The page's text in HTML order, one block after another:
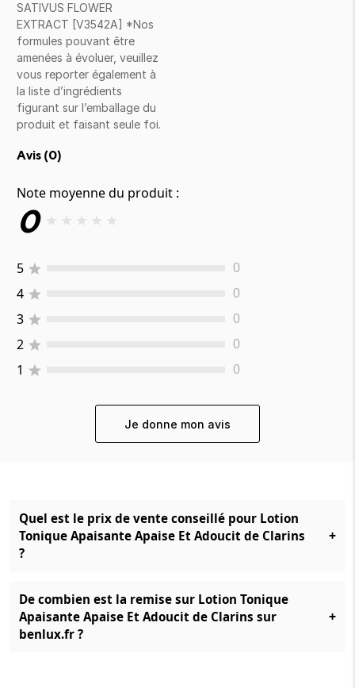
SATIVUS FLOWER
EXTRACT [V3542A] *Nos
formules pouvant être
amenées à évoluer, veuillez
vous reporter également à
la liste d’ingrédients
figurant sur l’emballage du
produit et faisant seule foi.
Avis (0)
Note moyenne du produit :
0 ★ ★ ★ ★ ★
5 0
4 0
3 0
2 0
1 0
Je donne mon avis
Quel est le prix de vente conseillé pour Lotion
Tonique Apaisante Apaise Et Adoucit de Clarins
?
+
De combien est la remise sur Lotion Tonique
Apaisante Apaise Et Adoucit de Clarins sur
benlux.fr ?
+